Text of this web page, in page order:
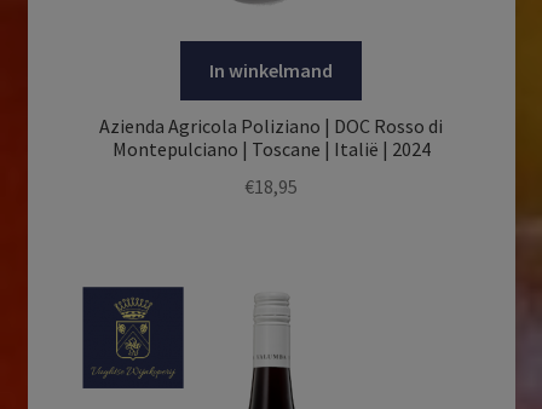
In winkelmand
Azienda Agricola Poliziano | DOC Rosso di
Montepulciano | Toscane | Italië | 2024
€18,95